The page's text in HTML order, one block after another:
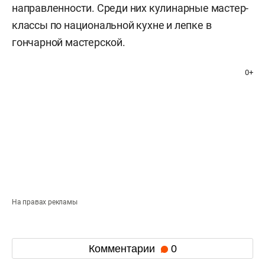
направленности. Среди них кулинарные мастер-
классы по национальной кухне и лепке в
гончарной мастерской.
0+
На правах рекламы
Комментарии 0